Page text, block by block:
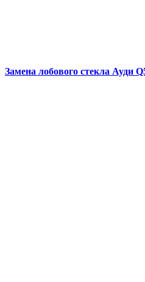
Замена лобового стекла Ауди